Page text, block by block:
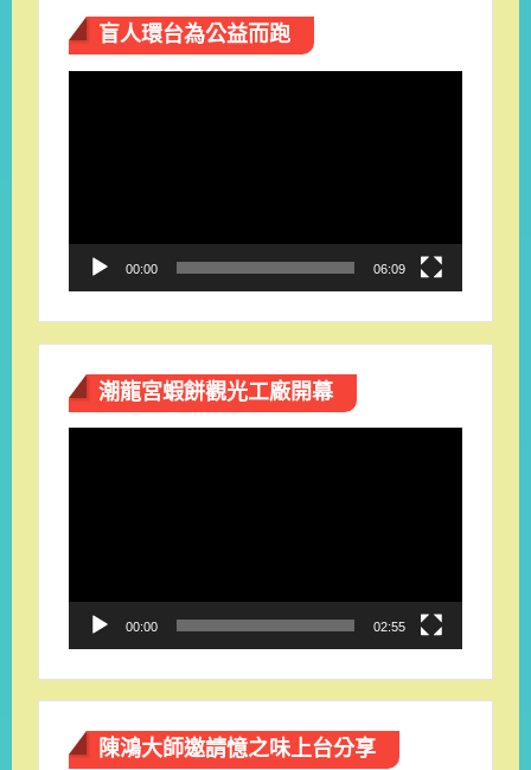
盲人環台​為公益而跑
00:00 06:09
潮龍宮蝦餅觀光工廠開幕
00:00 02:55
陳鴻大師邀請憶之味上台分享